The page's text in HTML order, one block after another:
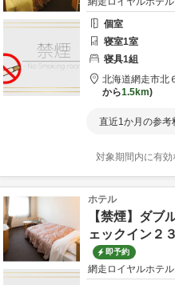
個室
寝室1室
寝具1組
北海道網走市北
から1.5km
直近1か月の参考
対象期間内に有効
ホテル
【禁煙】ダ
ェックイン２
即予約
網走ロイヤルホテル